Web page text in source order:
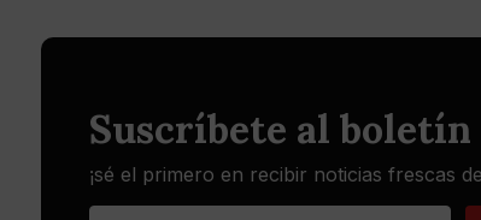
Suscríbete al boletín
¡sé el primero en recibir noticias frescas